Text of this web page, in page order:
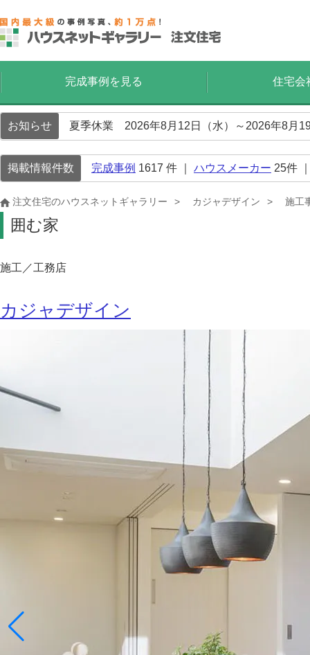
完成事例を見る 住宅会
お知らせ 夏季休業 2026年8月12日（水）～2026年8月
掲載情報件数 完成事例 1617 件 ｜ ハウスメーカー 25件
注文住宅のハウスネットギャラリー カジャデザイン 施工
囲む家
施工／工務店
カジャデザイン